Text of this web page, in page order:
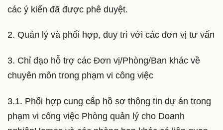
các ý kiến đã được phê duyệt.
2. Quản lý và phối hợp, duy trì với các đơn vị tư vấn
3. Chỉ đạo hỗ trợ các Đơn vị/Phòng/Ban khác về
chuyên môn trong phạm vi công việc
3.1. Phối hợp cung cấp hồ sơ thông tin dự án trong
phạm vi công việc Phòng quản lý cho Doanh